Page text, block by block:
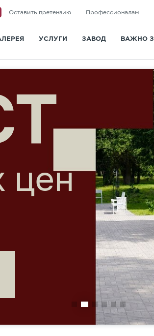
Оставить претензию Профессионалам
УСЛУГИ
Дизайн-проект мощения
ЗАВОД
Политика
Контакты
Санкт-Петербург
Казань
Карта сайта
ВАЖНО
ГОСТ и